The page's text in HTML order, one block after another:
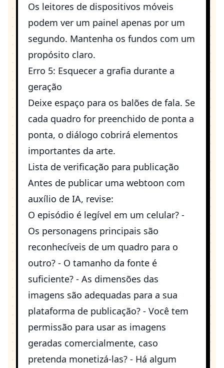
Os leitores de dispositivos móveis
podem ver um painel apenas por um
segundo. Mantenha os fundos com um
propósito claro.
Erro 5: Esquecer a grafia durante a
geração
Deixe espaço para os balões de fala. Se
cada quadro for preenchido de ponta a
ponta, o diálogo cobrirá elementos
importantes da arte.
Lista de verificação para publicação
Antes de publicar uma webtoon com
auxílio de IA, revise:
O episódio é legível em um celular? -
Os personagens principais são
reconhecíveis de um quadro para o
outro? - O tamanho da fonte é
suficiente? - As dimensões das
imagens são adequadas para a sua
plataforma de publicação? - Você tem
permissão para usar as imagens
geradas comercialmente, caso
pretenda monetizá-las? - Há algum